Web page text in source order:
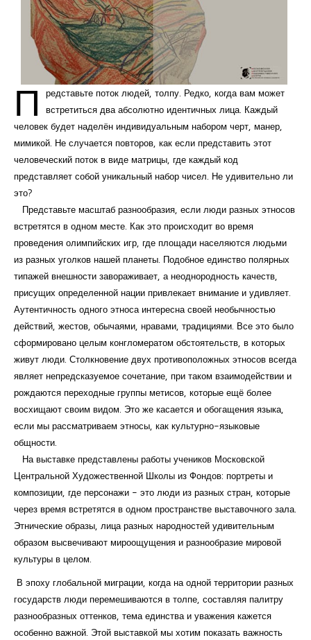
П редставьте поток людей, толпу. Редко, когда вам может
встретиться два абсолютно идентичных лица. Каждый
человек будет наделён индивидуальным набором черт, манер,
мимикой. Не случается повторов, как если представить этот
человеческий поток в виде матрицы, где каждый код
представляет собой уникальный набор чисел. Не удивительно ли
это?
Представьте масштаб разнообразия, если люди разных этносов
встретятся в одном месте. Как это происходит во время
проведения олимпийских игр, где площади населяются людьми
из разных уголков нашей планеты. Подобное единство полярных
типажей внешности завораживает, а неоднородность качеств,
присущих определенной нации привлекает внимание и удивляет.
Аутентичность одного этноса интересна своей необычностью
действий, жестов, обычаями, нравами, традициями. Все это было
сформировано целым конгломератом обстоятельств, в которых
живут люди. Столкновение двух противоположных этносов всегда
являет непредсказуемое сочетание, при таком взаимодействии и
рождаются переходные группы метисов, которые ещё более
восхищают своим видом. Это же касается и обогащения языка,
если мы рассматриваем этносы, как культурно-языковые
общности.
На выставке представлены работы учеников Московской
Центральной Художественной Школы из Фондов: портреты и
композиции, где персонажи - это люди из разных стран, которые
через время встретятся в одном пространстве выставочного зала.
Этнические образы, лица разных народностей удивительным
образом высвечивают мироощущения и разнообразие мировой
культуры в целом.
В эпоху глобальной миграции, когда на одной территории разных
государств люди перемешиваются в толпе, составляя палитру
разнообразных оттенков, тема единства и уважения кажется
особенно важной. Этой выставкой мы хотим показать важность